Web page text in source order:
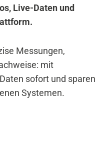
Live-Daten und
Messungen,
mit
sofort und sparen
Systemen.